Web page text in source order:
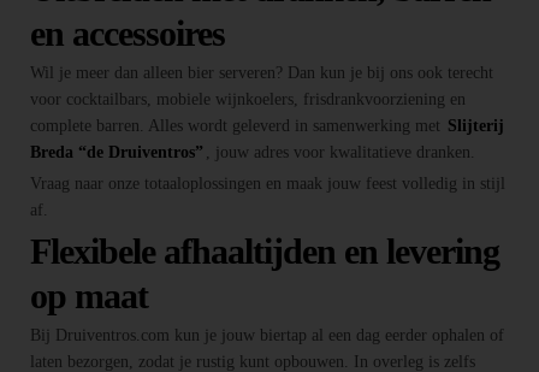
en accessoires
Wil je meer dan alleen bier serveren? Dan kun je bij ons ook terecht
voor cocktailbars, mobiele wijnkoelers, frisdrankvoorziening en
complete barren. Alles wordt geleverd in samenwerking met Slijterij
Breda “de Druiventros”
, jouw adres voor kwalitatieve dranken.
Vraag naar onze totaaloplossingen en maak jouw feest volledig in stijl
af.
Flexibele afhaaltijden en levering
op maat
Bij Druiventros.com kun je jouw biertap al een dag eerder ophalen of
laten bezorgen, zodat je rustig kunt opbouwen. In overleg is zelfs